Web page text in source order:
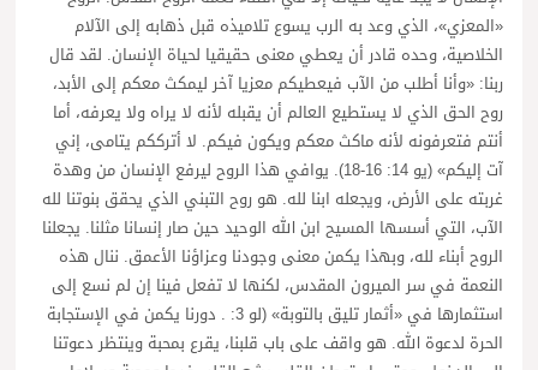
«المعزي»، الذي وعد به الرب يسوع تلاميذه قبل ذهابه إلى الآلام
الخلاصية، وحده قادر أن يعطي معنى حقيقيا لحياة الإنسان. لقد قال
ربنا: «وأنا أطلب من الآب فيعطيكم معزيا آخر ليمكث معكم إلى الأبد،
روح الحق الذي لا يستطيع العالم أن يقبله لأنه لا يراه ولا يعرفه، أما
أنتم فتعرفونه لأنه ماكث معكم ويكون فيكم. لا أترككم يتامى، إني
آت إليكم» (يو 14: 16-18). يوافي هذا الروح ليرفع الإنسان من وهدة
غربته على الأرض، ويجعله ابنا لله. هو روح التبني الذي يحقق بنوتنا لله
الآب، التي أسسها المسيح ابن الله الوحيد حين صار إنسانا مثلنا. يجعلنا
الروح أبناء لله، وبهذا يكمن معنى وجودنا وعزاؤنا الأعمق. ننال هذه
النعمة في سر الميرون المقدس، لكنها لا تفعل فينا إن لم نسع إلى
استثمارها في «أثمار تليق بالتوبة» (لو 3: . دورنا يكمن في الإستجابة
الحرة لدعوة الله. هو واقف على باب قلبنا، يقرع بمحبة وينتظر دعوتنا